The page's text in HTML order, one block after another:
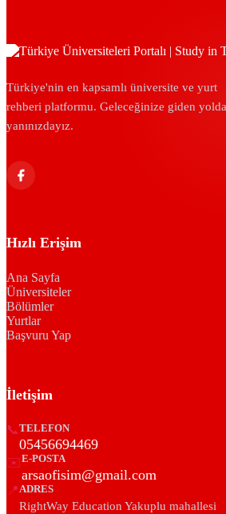
Türkiye'nin en kapsamlı üniversite ve yurt
rehberi platformu. Geleceğinize giden yolda
yanınızdayız.
Hızlı Erişim
Ana Sayfa
Üniversiteler
Bölümler
Yurtlar
Başvuru Yap
İletişim
📞TELEFON
05456694469
✉️E-POSTA
arsaofisim@gmail.com
📍ADRES
RightWay Education Yakuplu mahallesi